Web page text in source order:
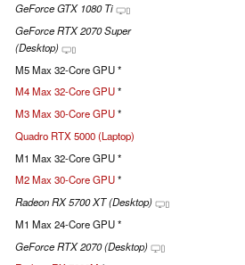
GeForce GTX 1080 Ti
GeForce RTX 2070 Super
(Desktop)
M5 Max 32-Core GPU *
M4 Max 32-Core GPU*
M3 Max 30-Core GPU*
Quadro RTX 5000 (Laptop)
M1 Max 32-Core GPU *
M2 Max 30-Core GPU*
Radeon RX 5700 XT (Desktop)
M1 Max 24-Core GPU *
GeForce RTX 2070 (Desktop)